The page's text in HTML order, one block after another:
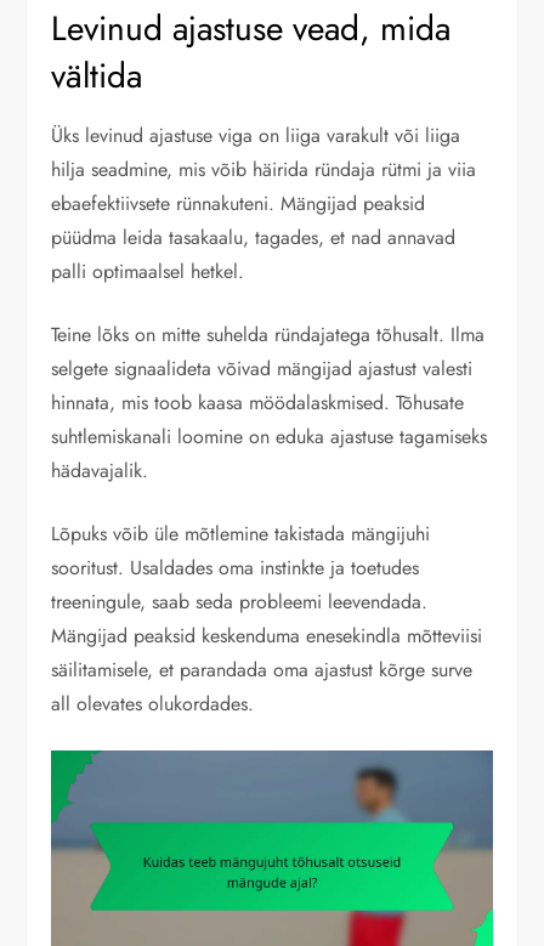
Levinud ajastuse vead, mida
vältida
Üks levinud ajastuse viga on liiga varakult või liiga
hilja seadmine, mis võib häirida ründaja rütmi ja viia
ebaefektiivsete rünnakuteni. Mängijad peaksid
püüdma leida tasakaalu, tagades, et nad annavad
palli optimaalsel hetkel.
Teine lõks on mitte suhelda ründajatega tõhusalt. Ilma
selgete signaalideta võivad mängijad ajastust valesti
hinnata, mis toob kaasa möödalaskmised. Tõhusate
suhtlemiskanali loomine on eduka ajastuse tagamiseks
hädavajalik.
Lõpuks võib üle mõtlemine takistada mängijuhi
sooritust. Usaldades oma instinkte ja toetudes
treeningule, saab seda probleemi leevendada.
Mängijad peaksid keskenduma enesekindla mõtteviisi
säilitamisele, et parandada oma ajastust kõrge surve
all olevates olukordades.